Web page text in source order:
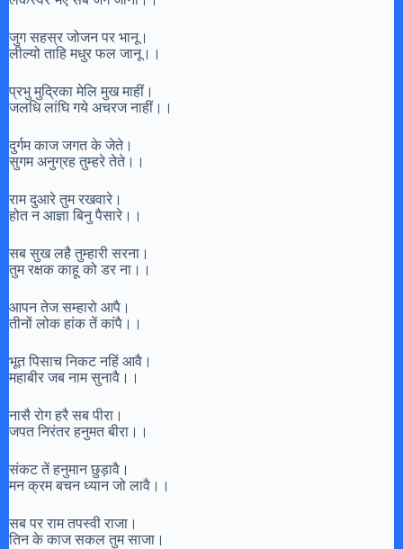
जुग सहस्र जोजन पर भानू।
लील्यो ताहि मधुर फल जानू।।
प्रभु मुद्रिका मेलि मुख माहीं।
जलधि लांघि गये अचरज नाहीं।।
दुर्गम काज जगत के जेते।
सुगम अनुग्रह तुम्हरे तेते।।
राम दुआरे तुम रखवारे।
होत न आज्ञा बिनु पैसारे।।
सब सुख लहै तुम्हारी सरना।
तुम रक्षक काहू को डर ना।।
आपन तेज सम्हारो आपै।
तीनों लोक हांक तें कांपै।।
भूत पिसाच निकट नहिं आवै।
महाबीर जब नाम सुनावै।।
नासै रोग हरै सब पीरा।
जपत निरंतर हनुमत बीरा।।
संकट तें हनुमान छुड़ावै।
मन क्रम बचन ध्यान जो लावै।।
सब पर राम तपस्वी राजा।
तिन के काज सकल तुम साजा।